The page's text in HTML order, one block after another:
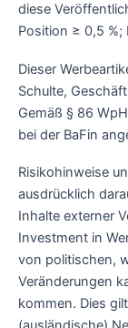
diese
Position ≥ 0,5
Dieser
Schulte,
Gemäß § 86
bei der BaFin
Risikohinweise
ausdrücklich
Inhalte externer
Investment in
von politischen,
Veränderungen
kommen. Dies